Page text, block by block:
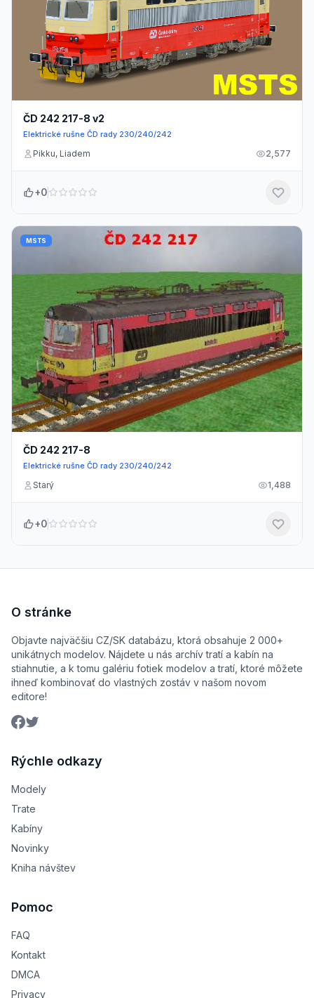
ČD 242 217-8 v2
Elektrické rušne ČD rady 230/240/242
Pikku, Liadem 2,577
+0
MSTS
ČD 242 217-8
Elektrické rušne ČD rady 230/240/242
Starý 1,488
+0
O stránke
Objavte najväčšiu CZ/SK databázu, ktorá obsahuje 2 000+
unikátnych modelov. Nájdete u nás archív tratí a kabín na
stiahnutie, a k tomu galériu fotiek modelov a tratí, ktoré môžete
ihneď kombinovať do vlastných zostáv v našom novom
editore!
Rýchle odkazy
Modely
Trate
Kabíny
Novinky
Kniha návštev
Pomoc
FAQ
Kontakt
DMCA
Privacy